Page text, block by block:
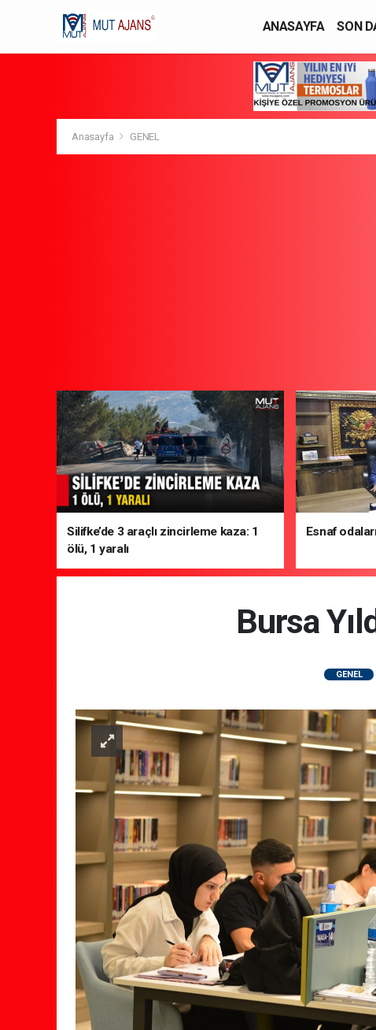
ANASAYFA SON
Anasayfa GENEL
Silifke’de 3 araçlı zincirleme kaza: 1
ölü, 1 yaralı
Esnaf
Bursa
GENEL